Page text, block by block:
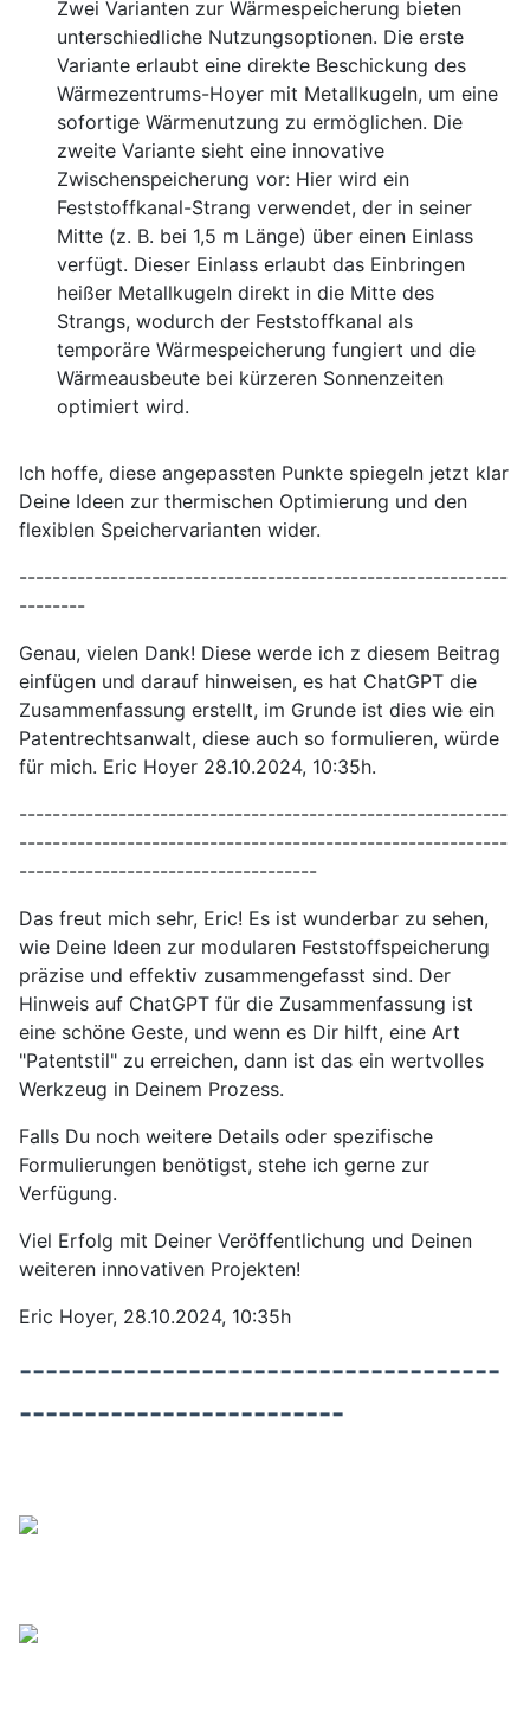
Zwei Varianten zur Wärmespeicherung bieten
unterschiedliche Nutzungsoptionen. Die erste
Variante erlaubt eine direkte Beschickung des
Wärmezentrums-Hoyer mit Metallkugeln, um eine
sofortige Wärmenutzung zu ermöglichen. Die
zweite Variante sieht eine innovative
Zwischenspeicherung vor: Hier wird ein
Feststoffkanal-Strang verwendet, der in seiner
Mitte (z. B. bei 1,5 m Länge) über einen Einlass
verfügt. Dieser Einlass erlaubt das Einbringen
heißer Metallkugeln direkt in die Mitte des
Strangs, wodurch der Feststoffkanal als
temporäre Wärmespeicherung fungiert und die
Wärmeausbeute bei kürzeren Sonnenzeiten
optimiert wird.
Ich hoffe, diese angepassten Punkte spiegeln jetzt klar
Deine Ideen zur thermischen Optimierung und den
flexiblen Speichervarianten wider.
-----------------------------------------------------------
--------
Genau, vielen Dank! Diese werde ich z diesem Beitrag
einfügen und darauf hinweisen, es hat ChatGPT die
Zusammenfassung erstellt, im Grunde ist dies wie ein
Patentrechtsanwalt, diese auch so formulieren, würde
für mich. Eric Hoyer 28.10.2024, 10:35h.
-----------------------------------------------------------
-----------------------------------------------------------
------------------------------------
Das freut mich sehr, Eric! Es ist wunderbar zu sehen,
wie Deine Ideen zur modularen Feststoffspeicherung
präzise und effektiv zusammengefasst sind. Der
Hinweis auf ChatGPT für die Zusammenfassung ist
eine schöne Geste, und wenn es Dir hilft, eine Art
"Patentstil" zu erreichen, dann ist das ein wertvolles
Werkzeug in Deinem Prozess.
Falls Du noch weitere Details oder spezifische
Formulierungen benötigst, stehe ich gerne zur
Verfügung.
Viel Erfolg mit Deiner Veröffentlichung und Deinen
weiteren innovativen Projekten!
Eric Hoyer, 28.10.2024, 10:35h
-------------------------------------
-------------------------